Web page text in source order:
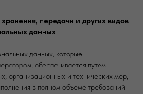
передачи и других видов
данных
данных, которые
обеспечивается путем
организационных и технических мер,
в полном объеме требований